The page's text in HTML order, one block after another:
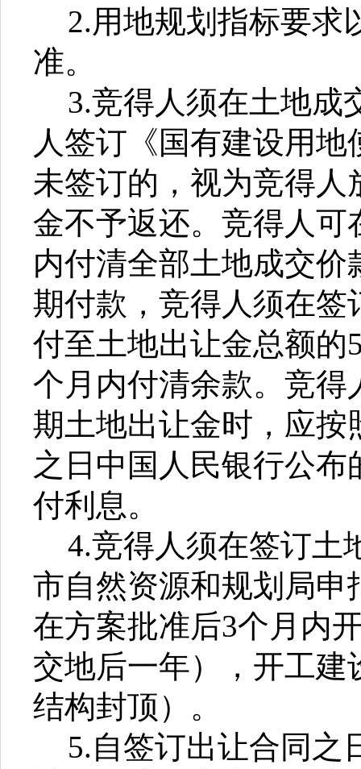
2.用地规划指标要求
准。
3.竞得人须在土地成
人签订《国有建设用
未签订的，视为竞得
金不予返还。竞得人
内付清全部土地成交
期付款，竞得人须在签
付至土地出让金总额的
个月内付清余款。竞
期土地出让金时，应
之日中国人民银行公
付利息。
4.竞得人须在签订土
市自然资源和规划局
在方案批准后3个月内
交地后一年），开工
结构封顶）。
5.自签订出让合同之